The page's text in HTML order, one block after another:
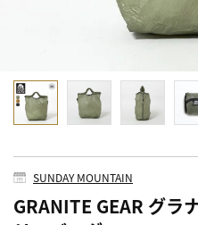
SUNDAY MOUNTAIN
GRANITE GEAR グラ